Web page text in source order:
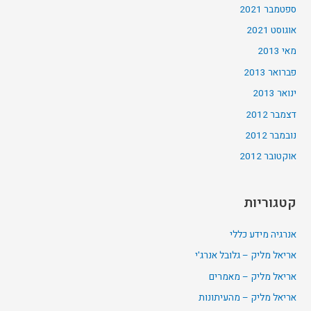
ספטמבר 2021
אוגוסט 2021
מאי 2013
פברואר 2013
ינואר 2013
דצמבר 2012
נובמבר 2012
אוקטובר 2012
קטגוריות
אנרגיה מידע כללי
אריאל מליק – גלובל אנרג'י
אריאל מליק – מאמרים
אריאל מליק – מהעיתונות